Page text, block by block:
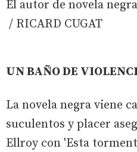
El autor de novela
/ RICARD CUGAT
UN BAÑO DE
La novela negra viene
suculentos y placer
Ellroy con 'Esta